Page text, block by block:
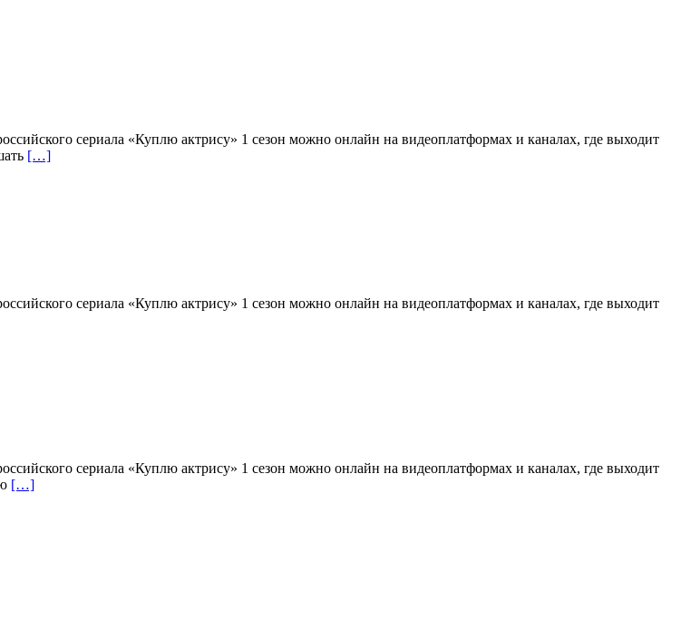
сериала «Куплю актрису» 1 сезон можно онлайн на видеоплатформах и каналах, где выходит
[…]
сериала «Куплю актрису» 1 сезон можно онлайн на видеоплатформах и каналах, где выходит
сериала «Куплю актрису» 1 сезон можно онлайн на видеоплатформах и каналах, где выходит
[…]